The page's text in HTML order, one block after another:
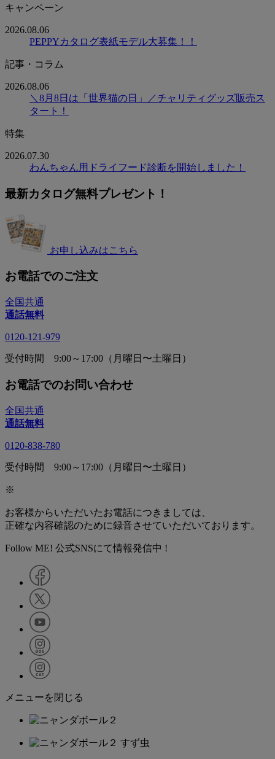
キャンペーン
2026.08.06
PEPPYカタログ表紙モデル大募集！！
記事・コラム
2026.08.06
＼8月8日は「世界猫の日」／チャリティグッズ販売ス
タート！
特集
2026.07.30
わんちゃん用ドライフード診断を開始しました！
最新カタログ無料プレゼント！
お申し込みはこちら
お電話でのご注文
全国共通
通話無料
0120-121-979
受付時間 9:00～17:00（月曜日〜土曜日）
お電話でのお問い合わせ
全国共通
通話無料
0120-838-780
受付時間 9:00～17:00（月曜日〜土曜日）
※
お客様からいただいたお電話につきましては、
正確な内容確認のために録音させていただいております。
Follow ME! 公式SNSにて情報発信中 !
メニューを閉じる